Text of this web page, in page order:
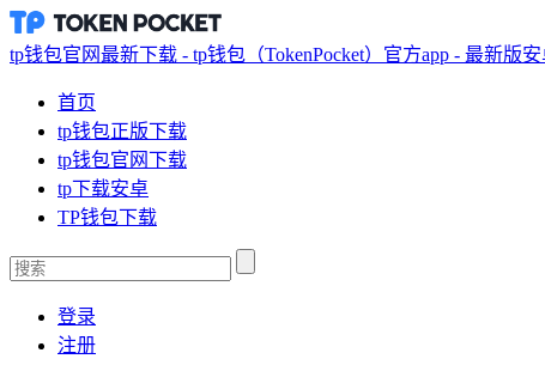
tp钱包官网最新下载 - tp钱包（TokenPocket）官方app - 最新版
首页
tp钱包正版下载
tp钱包官网下载
tp下载安卓
TP钱包下载
登录
注册